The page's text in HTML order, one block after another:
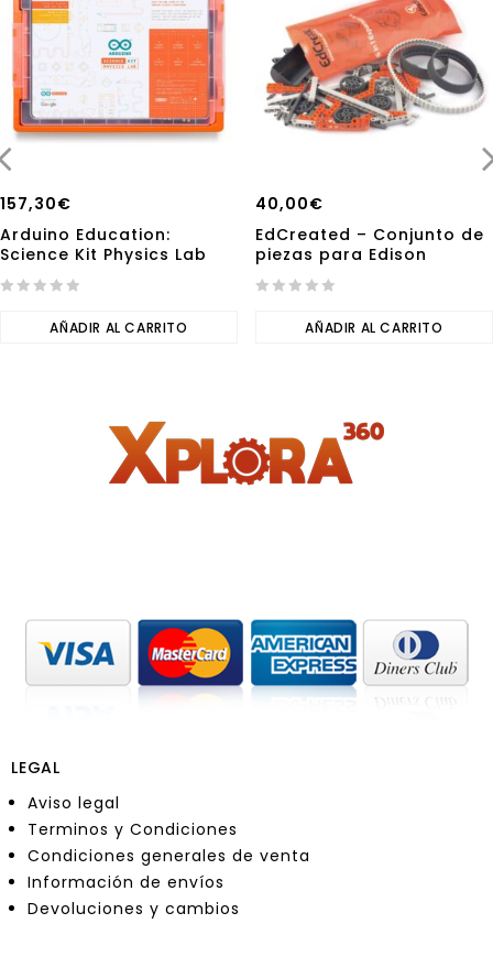
157,30€
Arduino Education:
Science Kit Physics Lab
AÑADIR AL CARRITO
40,00€
EdCreated – Conjunto de
piezas para Edison
AÑADIR AL CARRITO
LEGAL
Aviso legal
Terminos y Condiciones
Condiciones generales de venta
Información de envíos
Devoluciones y cambios